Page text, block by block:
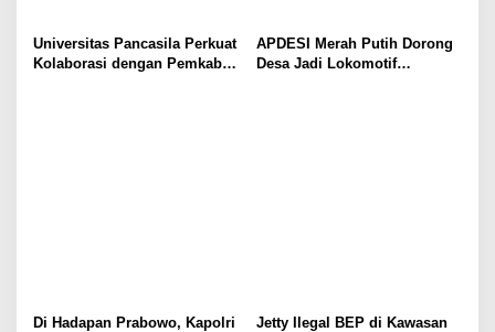
Universitas Pancasila Perkuat
Kolaborasi dengan Pemkab
APDESI Merah Putih Dorong
Desa Jadi Lokomotif
Di Hadapan Prabowo, Kapolri
Jetty Ilegal BEP di Kawasan